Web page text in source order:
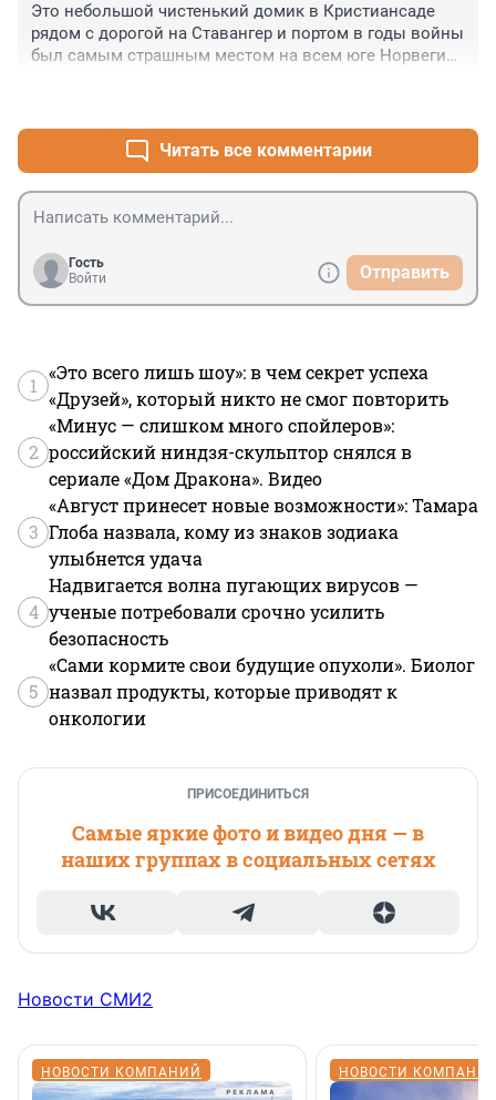
Это небольшой чистенький домик в Кристиансаде
рядом с дорогой на Ставангер и портом в годы войны
был самым страшным местом на всем юге Норвегии.
Норвегии. Сюда привозили арестованных, здесь
были оборудованы пыточные камеры, отсюда люди
отправлялись в концлагеря и на расстрел. Сейчас в
подвале здания, где были расположены карцеры и
где пытали заключённых, открыт музей,
рассказывающий о том, что происходило в годы
войны в здании государственного архива
Читать все комментарии
Гость
Войти
Отправить
1
«Это всего лишь шоу»: в чем секрет успеха
«Друзей», который никто не смог повторить
2
«Минус — слишком много спойлеров»:
российский ниндзя-скульптор снялся в
сериале «Дом Дракона». Видео
3
«Август принесет новые возможности»: Тамара
Глоба назвала, кому из знаков зодиака
улыбнется удача
4
Надвигается волна пугающих вирусов —
ученые потребовали срочно усилить
безопасность
5
«Сами кормите свои будущие опухоли». Биолог
назвал продукты, которые приводят к
онкологии
ПРИСОЕДИНИТЬСЯ
Самые яркие фото и видео дня — в
наших группах в социальных сетях
Новости СМИ2
НОВОСТИ КОМПАНИЙ НОВОСТИ